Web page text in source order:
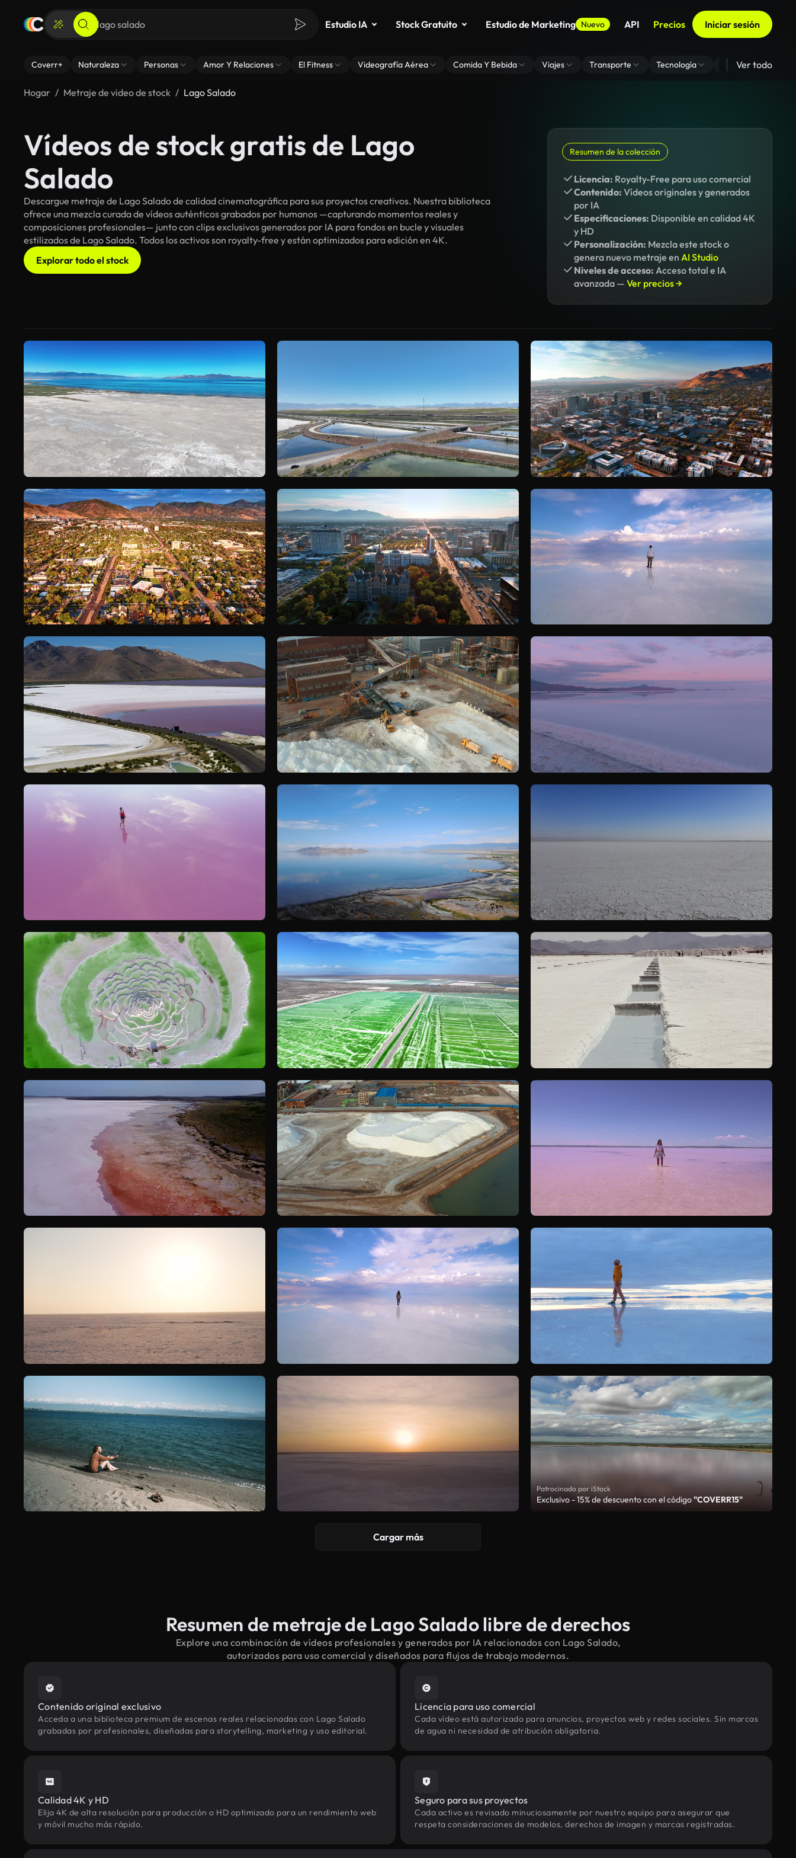
Estudio IA Stock Gratuito Estudio de Marketing Nuevo API Precios Iniciar sesión
Coverr+ Naturaleza Personas Amor Y Relaciones El Fitness Videografía Aérea Comida Y Bebida Viajes Transporte Tecnología Zoom De Fondo
Ver todo
Hogar Metraje de video de stock Lago Salado
Vídeos de stock gratis de Lago
Salado
Descargue metraje de Lago Salado de calidad cinematográfica para sus proyectos creativos. Nuestra biblioteca
ofrece una mezcla curada de vídeos auténticos grabados por humanos —capturando momentos reales y
composiciones profesionales— junto con clips exclusivos generados por IA para fondos en bucle y visuales
estilizados de Lago Salado. Todos los activos son royalty-free y están optimizados para edición en 4K.
Explorar todo el stock
Resumen de la colección
Licencia: Royalty-Free para uso comercial
Contenido: Vídeos originales y generados
por IA
Especificaciones: Disponible en calidad 4K
y HD
Personalización: Mezcla este stock o
genera nuevo metraje en AI Studio
Niveles de acceso: Acceso total e IA
avanzada — Ver precios →
Patrocinado por iStock
Exclusivo - 15% de descuento con el código"COVERR15"
Cargar más
Resumen de metraje de Lago Salado libre de derechos
Explore una combinación de vídeos profesionales y generados por IA relacionados con Lago Salado,
autorizados para uso comercial y diseñados para flujos de trabajo modernos.
Contenido original exclusivo
Acceda a una biblioteca premium de escenas reales relacionadas con Lago Salado
grabadas por profesionales, diseñadas para storytelling, marketing y uso editorial.
Licencia para uso comercial
Cada vídeo está autorizado para anuncios, proyectos web y redes sociales. Sin marcas
de agua ni necesidad de atribución obligatoria.
Calidad 4K y HD
Elija 4K de alta resolución para producción o HD optimizado para un rendimiento web
y móvil mucho más rápido.
Seguro para sus proyectos
Cada activo es revisado minuciosamente por nuestro equipo para asegurar que
respeta consideraciones de modelos, derechos de imagen y marcas registradas.